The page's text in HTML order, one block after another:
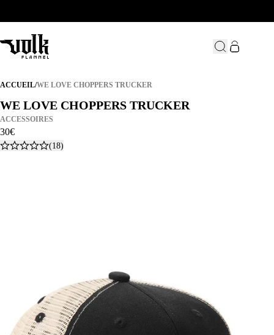
ACCUEIL/WE LOVE CHOPPERS TRUCKER
WE LOVE CHOPPERS TRUCKER
WE LOVE CHOPPERS TRUCKER
WE LOVE CHOPPERS TRUCKER
ACCESSOIRES
30€
(18)